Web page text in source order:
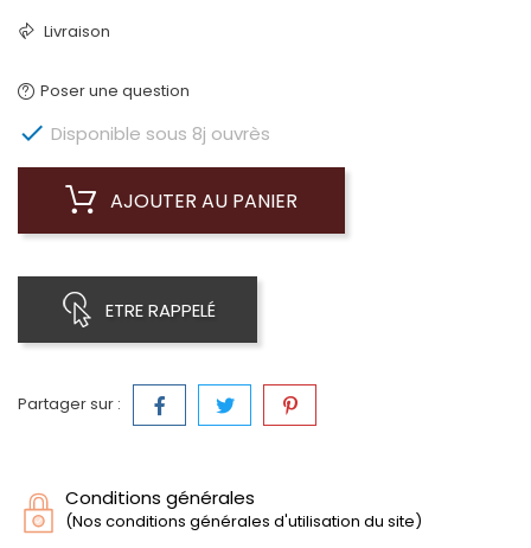
Livraison
Poser une question
 Disponible sous 8j ouvrès
AJOUTER AU PANIER
ETRE RAPPELÉ
Partager sur :
Conditions générales
(Nos conditions générales d'utilisation du site)